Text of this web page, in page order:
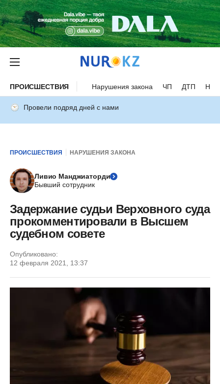
ПРОИСШЕСТВИЯ Нарушения закона ЧП ДТП
Провели подряд дней с нами
ПРОИСШЕСТВИЯ НАРУШЕНИЯ ЗАКОНА
Ливио Манджиаторди
Бывший сотрудник
Задержание судьи Верховного суда
прокомментировали в Высшем
судебном совете
Опубликовано:
12 февраля 2021, 13:37